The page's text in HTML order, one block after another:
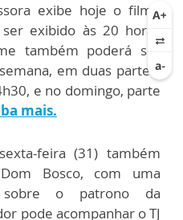
exibe hoje o filme
exibido às 20 horas
também poderá ser
em duas partes:
e no domingo, parte
mais.
feira (31) também
Bosco, com uma
sobre o patrono da
pode acompanhar o TJ